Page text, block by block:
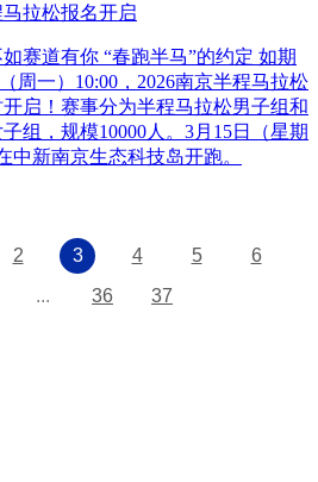
马拉松报名开启
赛道有你 “春跑半马”的约定 如期
周一）10:00，2026南京半程马拉松
启！赛事分为半程马拉松男子组和
组，规模10000人。3月15日（星期
中新南京生态科技岛开跑。
2 3 4 5
6
... 36 37